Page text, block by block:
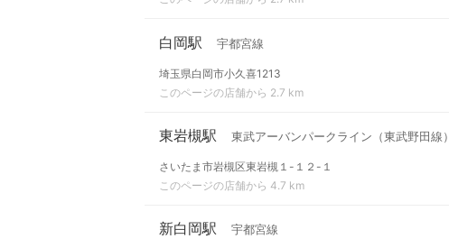
白岡駅 宇都宮線
埼玉県白岡市小久喜1213
このページの店舗から 2.7 km
東岩槻駅 東武アーバンパークライン（東武野田線）
さいたま市岩槻区東岩槻１-１２-１
このページの店舗から 4.7 km
新白岡駅 宇都宮線